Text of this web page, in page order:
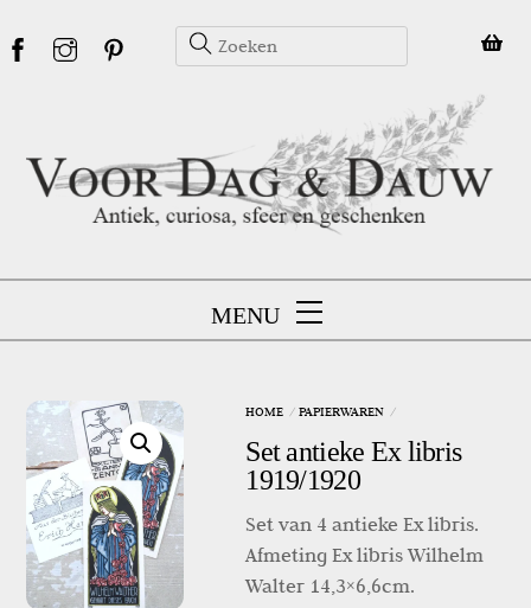
to
MENU
HOME PAPIERWAREN
Set antieke Ex libris
1919/1920
Set van 4 antieke Ex libris.
Afmeting Ex libris Wilhelm
Walter 14,3×6,6cm.